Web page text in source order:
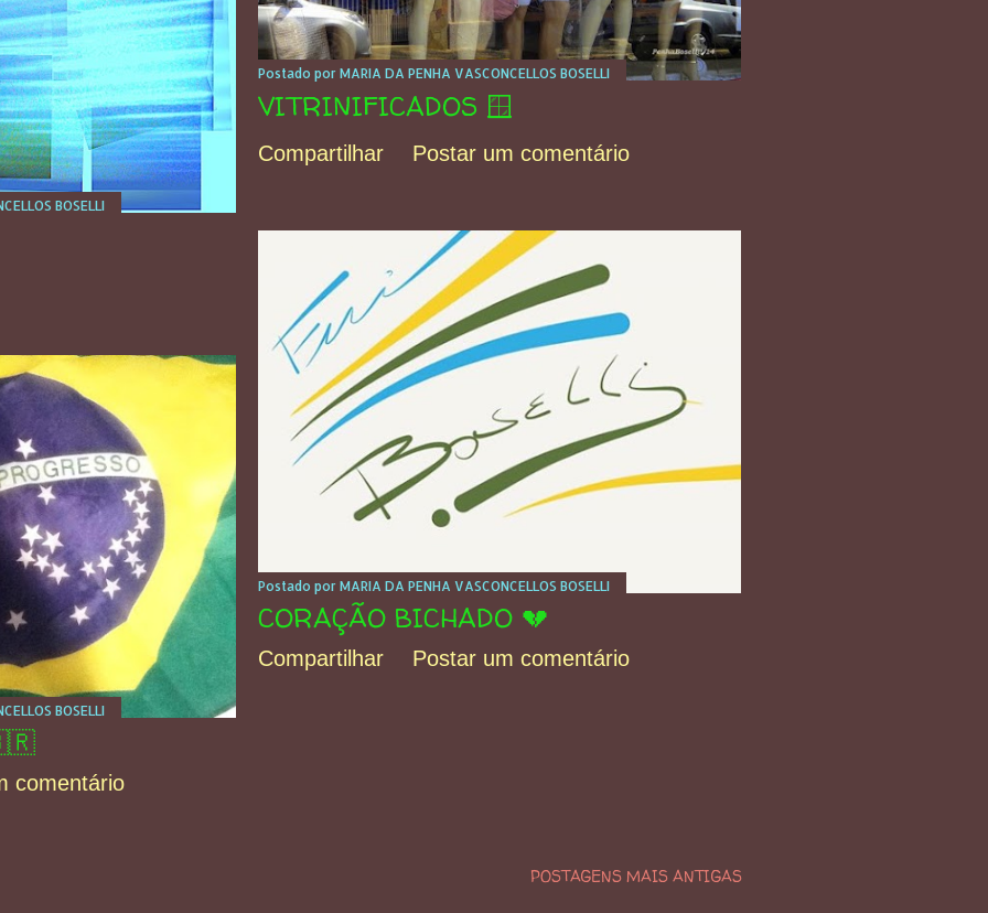
Postado por MARIA DA PENHA VASCONCELLOS BOSELLI
VITRINIFICADOS 🪟
Compartilhar Postar um comentário
BOSELLI
Postado por MARIA DA PENHA VASCONCELLOS BOSELLI
CORAÇÃO BICHADO 💔
Compartilhar Postar um comentário
BOSELLI
comentário
POSTAGENS MAIS ANTIGAS